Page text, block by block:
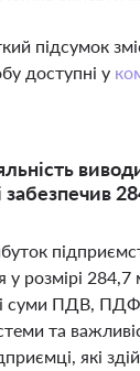
підсумок
доступні у
забезпечив
розмірі
суми ПДВ,
та
які